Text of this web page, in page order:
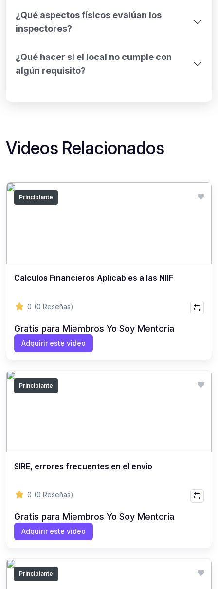
¿Qué aspectos físicos evalúan los
inspectores?
¿Qué hacer si el local no cumple con
algún requisito?
Videos Relacionados
Principiante
Calculos Financieros Aplicables a las NIIF
0 (0 Reseñas)
Gratis para Miembros Yo Soy Mentoria
Adquirir este video
Principiante
SIRE, errores frecuentes en el envio
0 (0 Reseñas)
Gratis para Miembros Yo Soy Mentoria
Adquirir este video
Principiante